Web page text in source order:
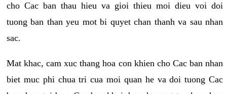
cho Cac ban thau hieu va gioi thieu moi dieu voi doi
tuong ban than yeu mot bi quyet chan thanh va sau nhan
sac.
Mat khac, cam xuc thang hoa con khien cho Cac ban nhan
biet muc phi chua tri cua moi quan he va doi tuong Cac